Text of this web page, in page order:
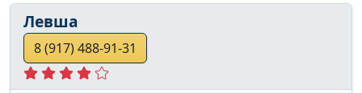
Левша
8 (917) 488-91-31